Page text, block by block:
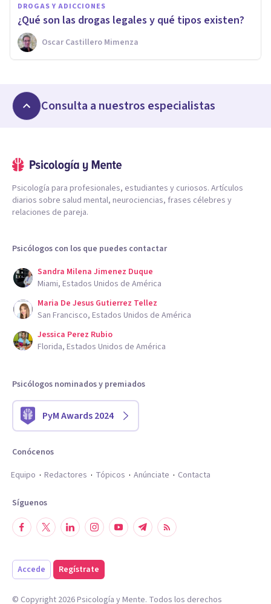
DROGAS Y ADICCIONES
¿Qué son las drogas legales y qué tipos existen?
Oscar Castillero Mimenza
Consulta a nuestros especialistas
Psicología para profesionales, estudiantes y curiosos. Artículos
diarios sobre salud mental, neurociencias, frases célebres y
relaciones de pareja.
Psicólogos con los que puedes contactar
Sandra Milena Jimenez Duque
Miami, Estados Unidos de América
Maria De Jesus Gutierrez Tellez
San Francisco, Estados Unidos de América
Jessica Perez Rubio
Florida, Estados Unidos de América
Psicólogos nominados y premiados
PyM Awards 2024
Conócenos
Equipo
Redactores Tópicos Anúnciate Contacta
Síguenos
Accede Regístrate
© Copyright 2026Psicología y Mente. Todos los derechos